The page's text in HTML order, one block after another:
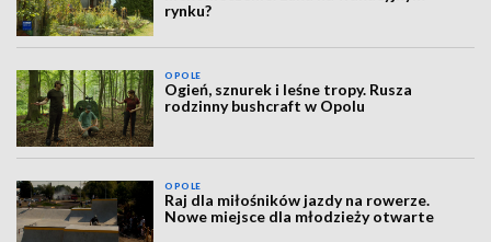
rynku?
OPOLE
Ogień, sznurek i leśne tropy. Rusza
rodzinny bushcraft w Opolu
OPOLE
Raj dla miłośników jazdy na rowerze.
Nowe miejsce dla młodzieży otwarte